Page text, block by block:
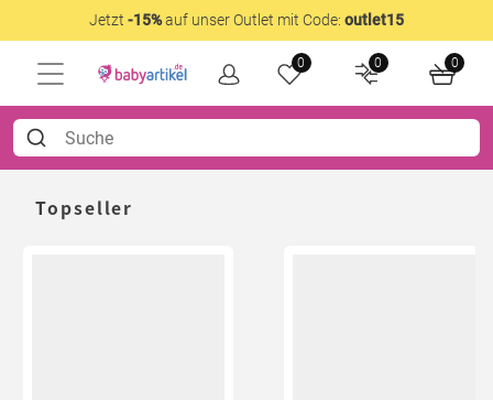
Jetzt -15%auf unser Outlet mit Code: outlet15
0 0 0
Topseller